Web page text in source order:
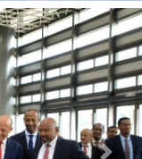
Next